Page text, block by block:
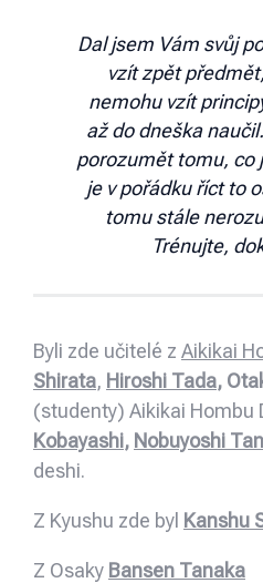
Dal jsem Vám svůj
vzít zpět
nemohu vzít
až do dneška
porozumět tomu, co
je v pořádku říct to
tomu stále
Trénujte,
Byli zde učitelé z Aikikai
Shirata, Hiroshi Tada,
(studenty) Aikikai Hombu
Kobayashi, Nobuyoshi
deshi.
Z Kyushu zde byl Kanshu
Z Osaky Bansen Tanaka